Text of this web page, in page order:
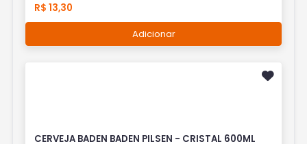
R$ 13,30
Adicionar
CERVEJA BADEN BADEN PILSEN - CRISTAL 600ML